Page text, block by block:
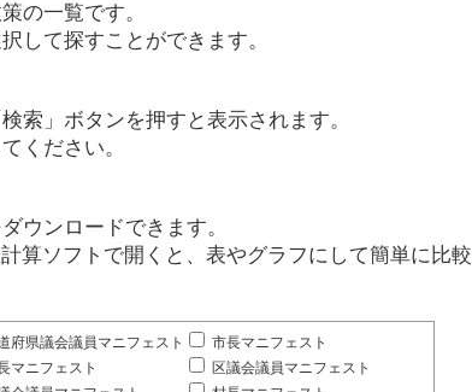
の一覧です。
して探すことができます。
索」ボタンを押すと表示されます。
ください。
ウンロードできます。
算ソフトで開くと、表やグラフにして簡単に比較
府県議会議員マニフェスト
市長マニフェスト
マニフェスト
区議会議員マニフェスト